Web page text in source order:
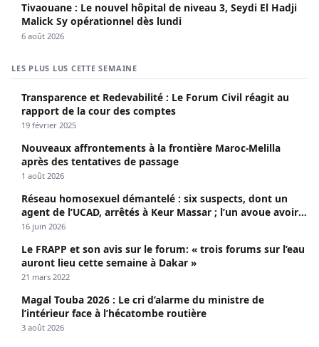
Tivaouane : Le nouvel hôpital de niveau 3, Seydi El Hadji
Malick Sy opérationnel dès lundi
6 août 2026
LES PLUS LUS CETTE SEMAINE
Transparence et Redevabilité : Le Forum Civil réagit au
rapport de la cour des comptes
19 février 2025
Nouveaux affrontements à la frontière Maroc-Melilla
après des tentatives de passage
1 août 2026
Réseau homosexuel démantelé : six suspects, dont un
agent de l’UCAD, arrêtés à Keur Massar ; l’un avoue avoir
propagé le VIH depuis 2018
16 juin 2026
Le FRAPP et son avis sur le forum: « trois forums sur l’eau
auront lieu cette semaine à Dakar »
21 mars 2022
Magal Touba 2026 : Le cri d’alarme du ministre de
l’intérieur face à l’hécatombe routière
3 août 2026